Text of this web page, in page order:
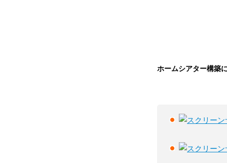
ホームシアター構築